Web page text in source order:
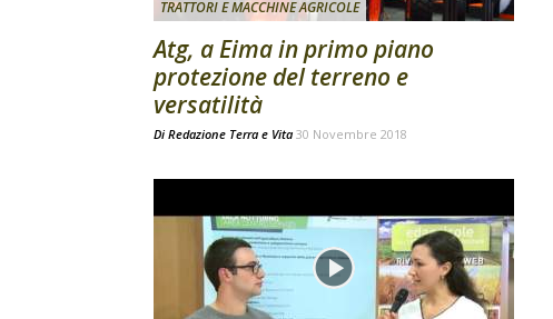
TRATTORI E MACCHINE AGRICOLE
Atg, a Eima in primo piano
protezione del terreno e
versatilità
Di Redazione Terra e Vita 30 Novembre 2018